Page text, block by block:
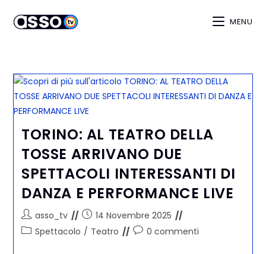
MENU
TORINO: AL TEATRO DELLA
TOSSE ARRIVANO DUE
SPETTACOLI INTERESSANTI DI
DANZA E PERFORMANCE LIVE
asso_tv
14 Novembre 2025
Spettacolo / Teatro 0 commenti